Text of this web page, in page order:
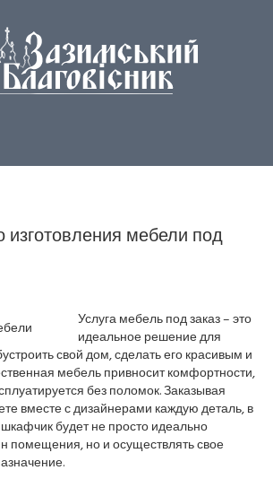
мебели под
Услуга мебель под заказ – это
идеальное решение для
свой дом, сделать его красивым и
мебель привносит комфортности,
без поломок. Заказывая
вместе с дизайнерами каждую деталь, в
будет не просто идеально
помещения, но и осуществлять свое